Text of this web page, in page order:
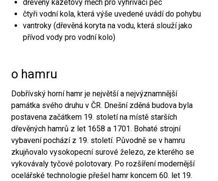
dřevěný kazetový měch pro vyhřívací pec
čtyři vodní kola, která výše uvedené uvádí do pohybu
vantroky (dřevěná koryta na vodu, která slouží jako
přívod vody pro vodní kolo)
o hamru
Dobřívský horní hamr je největší a nejvýznamnější
památka svého druhu v ČR. Dnešní zděná budova byla
postavena začátkem 19. století na místě starších
dřevěných hamrů z let 1658 a 1701. Bohaté strojní
vybavení pochází z 19. století. Původně se v hamru
zkujňovalo vysokopecní surové železo, ze kterého se
vykovávaly tyčové polotovary. Po rozšíření modernější
ocelářské technologie přešel hamr koncem 60. let 19.